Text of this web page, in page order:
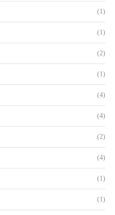
(1)
(1)
(2)
(1)
(4)
(4)
(2)
(4)
(1)
(1)